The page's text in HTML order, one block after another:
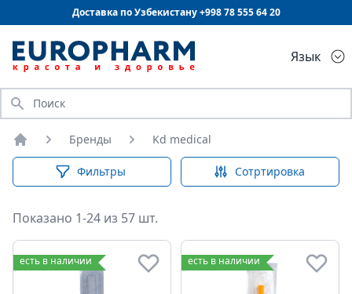
Доставка по Узбекистану +99878 555 64 20
Язык
Искать
Главная
Бренды Kd medical
Фильтры Сотртировка
Показано 1-24 из 57 шт.
есть в наличии есть в наличии